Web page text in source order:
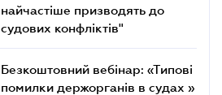
найчастіше призводять до
судових конфліктів"
Безкоштовний вебінар: «Типові
помилки держорганів в судах »